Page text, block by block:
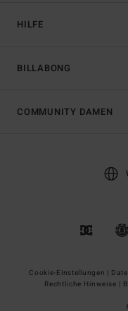
HILFE
BILLABONG
COMMUNITY DAMEN
Cookie-Einstellungen |
Rechtliche Hinweise |